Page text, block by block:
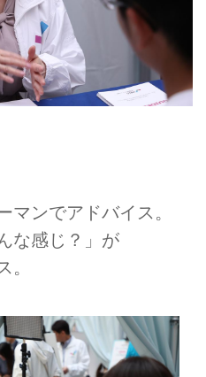
マンでアドバイス。
な感じ？」が
。